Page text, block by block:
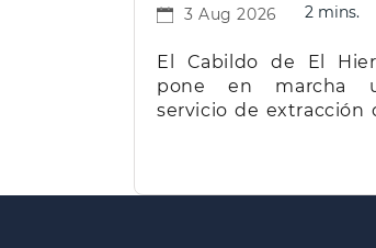
3 Aug 2026 2 mins.
El Cabildo de El
pone en marcha
servicio de extracción
Pagination